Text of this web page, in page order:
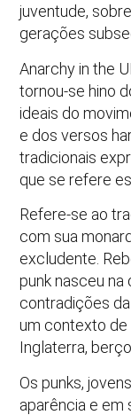
juventude,
gerações
Anarchy in the
tornou-se hino
ideais do
e dos versos
tradicionais
que se refere
Refere-se ao
com sua
excludente.
punk nasceu
contradições
um contexto
Inglaterra,
Os punks,
aparência e em